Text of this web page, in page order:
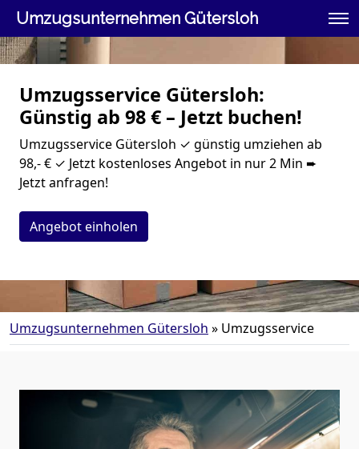
Umzugsunternehmen Gütersloh
Umzugsservice Gütersloh:
Günstig ab 98 € – Jetzt buchen!
Umzugsservice Gütersloh ✓ günstig umziehen ab
98,- € ✓ Jetzt kostenloses Angebot in nur 2 Min ➨
Jetzt anfragen!
Angebot einholen
Umzugsunternehmen Gütersloh » Umzugsservice